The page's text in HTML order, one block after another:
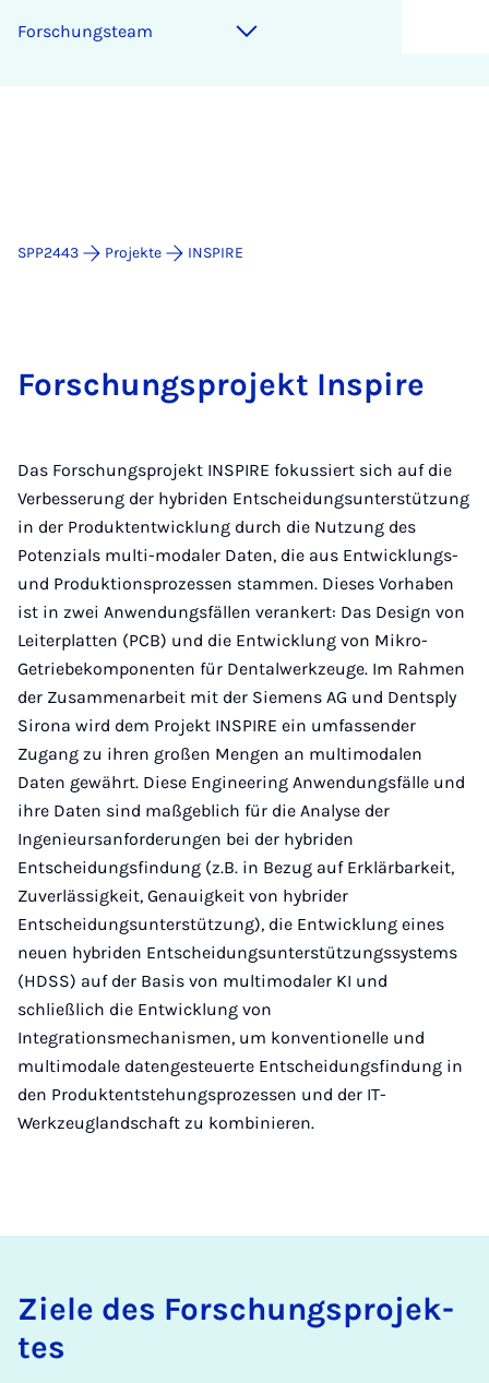
For­schungs­team
SPP2443 Projekte INSPIRE
Forschungsprojekt Inspire
Das Forschungsprojekt INSPIRE fokussiert sich auf die
Verbesserung der hybriden Entscheidungsunterstützung
in der Produktentwicklung durch die Nutzung des
Potenzials multi-modaler Daten, die aus Entwicklungs-
und Produktionsprozessen stammen. Dieses Vorhaben
ist in zwei Anwendungsfällen verankert: Das Design von
Leiterplatten (PCB) und die Entwicklung von Mikro-
Getriebekomponenten für Dentalwerkzeuge. Im Rahmen
der Zusammenarbeit mit der Siemens AG und Dentsply
Sirona wird dem Projekt INSPIRE ein umfassender
Zugang zu ihren großen Mengen an multimodalen
Daten gewährt. Diese Engineering Anwendungsfälle und
ihre Daten sind maßgeblich für die Analyse der
Ingenieursanforderungen bei der hybriden
Entscheidungsfindung (z.B. in Bezug auf Erklärbarkeit,
Zuverlässigkeit, Genauigkeit von hybrider
Entscheidungsunterstützung), die Entwicklung eines
neuen hybriden Entscheidungsunterstützungssystems
(HDSS) auf der Basis von multimodaler KI und
schließlich die Entwicklung von
Integrationsmechanismen, um konventionelle und
multimodale datengesteuerte Entscheidungsfindung in
den Produktentstehungsprozessen und der IT-
Werkzeuglandschaft zu kombinieren.
Zie­le des For­schungs­pro­jek­
tes